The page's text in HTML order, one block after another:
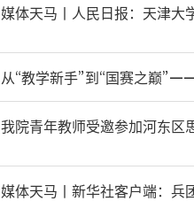
媒体天马丨人民日报：天津大
从“教学新手”到“国赛之巅
我院青年教师受邀参加河东区
媒体天马丨新华社客户端：兵